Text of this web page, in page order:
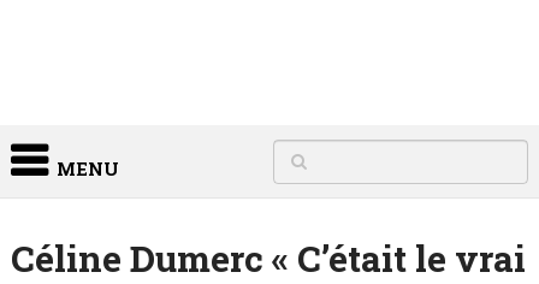
MENU
Céline Dumerc « C’était le vrai